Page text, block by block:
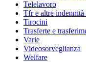
Telelavoro
Tfr e altre
Tirocini
Trasferte e
Varie
Videosorveglianza
Welfare